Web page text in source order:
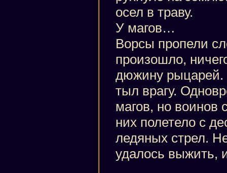
осел в траву.
У магов…
Ворсы пропели
произошло,
дюжину
тыл врагу.
магов, но воинов
них полетело с
ледяных стрел.
удалось выжить,